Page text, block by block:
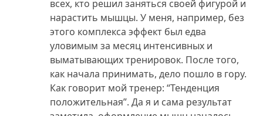
всех, кто решил заняться своей фигурой и
нарастить мышцы. У меня, например, без
этого комплекса эффект был едва
уловимым за месяц интенсивных и
выматывающих тренировок. После того,
как начала принимать, дело пошло в гору.
Как говорит мой тренер: “Тенденция
положительная”. Да я и сама результат